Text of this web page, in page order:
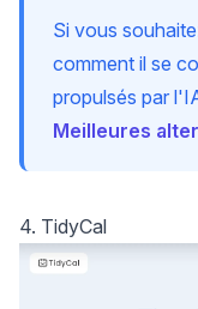
Si vous
comment il se
propulsés par
Meilleures
4. TidyCal